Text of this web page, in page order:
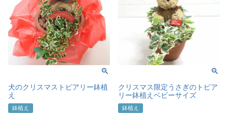
犬のクリスマストピアリー鉢植
え
鉢植え
クリスマス限定うさぎのトピア
リー鉢植えベビーサイズ
鉢植え